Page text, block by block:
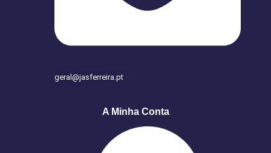
geral@jasferreira.pt
A Minha Conta